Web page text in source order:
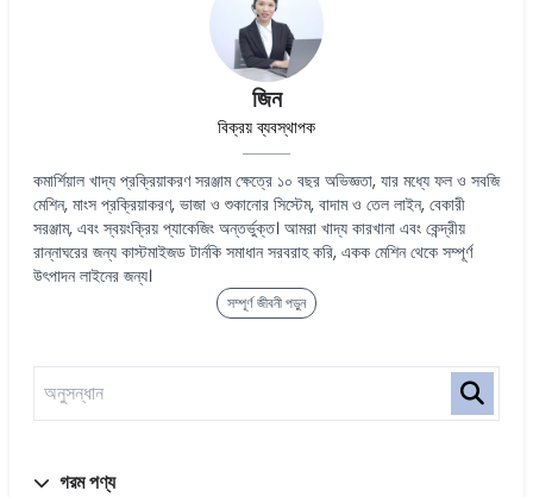
জিন
বিক্রয় ব্যবস্থাপক
কমার্শিয়াল খাদ্য প্রক্রিয়াকরণ সরঞ্জাম ক্ষেত্রে ১০ বছর অভিজ্ঞতা, যার মধ্যে ফল ও সবজি
মেশিন, মাংস প্রক্রিয়াকরণ, ভাজা ও শুকানোর সিস্টেম, বাদাম ও তেল লাইন, বেকারী
সরঞ্জাম, এবং স্বয়ংক্রিয় প্যাকেজিং অন্তর্ভুক্ত। আমরা খাদ্য কারখানা এবং কেন্দ্রীয়
রান্নাঘরের জন্য কাস্টমাইজড টার্নকি সমাধান সরবরাহ করি, একক মেশিন থেকে সম্পূর্ণ
উৎপাদন লাইনের জন্য।
সম্পূর্ণ জীবনী পড়ুন
গরম পণ্য